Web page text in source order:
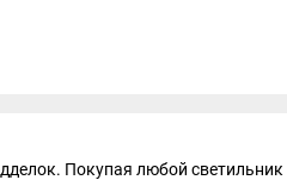
Покупая любой светильник